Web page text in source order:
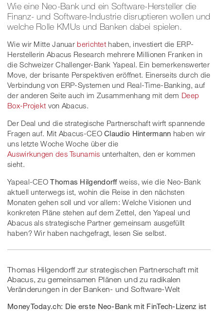
Wie eine Neo-Bank und ein Software-Hersteller die
Finanz- und Software-Industrie disruptieren wollen und
welche Rolle KMUs und Banken dabei spielen.
Wie wir Mitte Januar berichtet haben, investiert die ERP-
Herstellerin Abacus Research mehrere Millionen Franken in
die Schweizer Challenger-Bank Yapeal. Ein bemerkenswerter
Move, der brisante Perspektiven eröffnet. Einerseits durch die
Verbindung von ERP-Systemen und Real-Time-Banking, auf
der anderen Seite auch im Zusammenhang mit dem Deep
Box-Projekt von Abacus.
Der Deal und die strategische Partnerschaft wirft spannende
Fragen auf. Mit Abacus-CEOClaudio Hintermann haben wir
uns letzte Woche Woche über die
Auswirkungen des Tsunamis unterhalten, den er kommen
sieht.
Yapeal-CEOThomas Hilgendorffweiss, wie die Neo-Bank
aktuell unterwegs ist, wohin die Reise in den nächsten
Monaten gehen soll und vor allem: Welche Visionen und
konkreten Pläne stehen auf dem Zettel, den Yapeal und
Abacus als strategische Partner gemeinsam ausgefüllt
haben? Wir haben nachgefragt, lesen Sie selbst.
Thomas Hilgendorff zur strategischen Partnerschaft mit
Abacus, zu gemeinsamen Plänen und zu radikalen
Veränderungen in der Banken- und Software-Welt
MoneyToday.ch: Die erste Neo-Bank mit FinTech-Lizenz ist